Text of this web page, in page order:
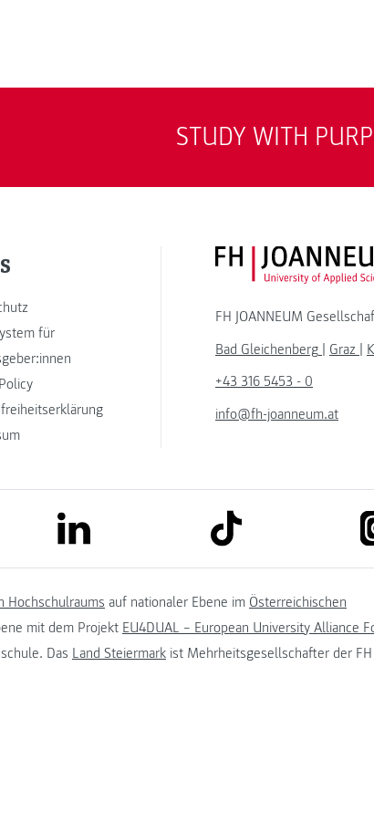
STUDY WITH
für
FH JOANNEUM
Bad Gleichenberg | Graz |
+43 316 5453 - 0
info@fh-joanneum.at
link to linkedin link to tiktok
Hochschulraums auf nationaler Ebene im Österreichischen
mit dem Projekt EU4DUAL – European University Alliance
Das Land Steiermark ist Mehrheitsgesellschafter der FH